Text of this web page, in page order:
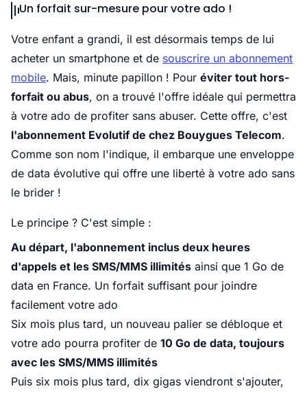
Un forfait sur-mesure pour votre ado !
Votre enfant a grandi, il est désormais temps de lui
acheter un smartphone et de souscrire un abonnement
mobile. Mais, minute papillon ! Pour éviter tout hors-
forfait ou abus, on a trouvé l'offre idéale qui permettra
à votre ado de profiter sans abuser. Cette offre, c'est
l'abonnement Evolutif de chez Bouygues Telecom.
Comme son nom l'indique, il embarque une enveloppe
de data évolutive qui offre une liberté à votre ado sans
le brider !
Le principe ? C'est simple :
Au départ, l'abonnement inclus deux heures
d'appels et les SMS/MMS illimités ainsi que 1 Go de
data en France. Un forfait suffisant pour joindre
facilement votre ado
Six mois plus tard, un nouveau palier se débloque et
votre ado pourra profiter de 10 Go de data, toujours
avec les SMS/MMS illimités
Puis six mois plus tard, dix gigas viendront s'ajouter,